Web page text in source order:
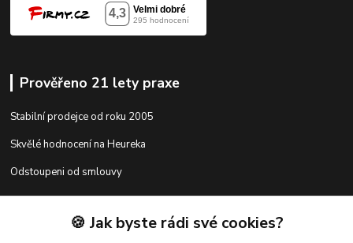
Prověřeno 21 lety praxe
Stabilní prodejce od roku 2005
Skvělé hodnocení na Heureka
Odstoupeni od smlouvy
Kontakty🍪 Jak byste rádi své cookies?